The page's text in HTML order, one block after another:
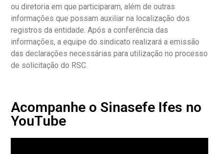
ou diretoria em que participaram, além de outras
informações que possam auxiliar na localização dos
registros da entidade. Após a conferência das
informações, a equipe do sindicato realizará a emissão
das declarações necessárias para utilização no processo
de solicitação do RSC.
Acompanhe o Sinasefe Ifes no
YouTube